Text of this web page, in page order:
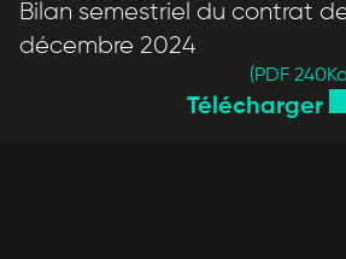
Bilan semestriel du contrat
décembre 2024
(PDF 240Ko
Télécharger